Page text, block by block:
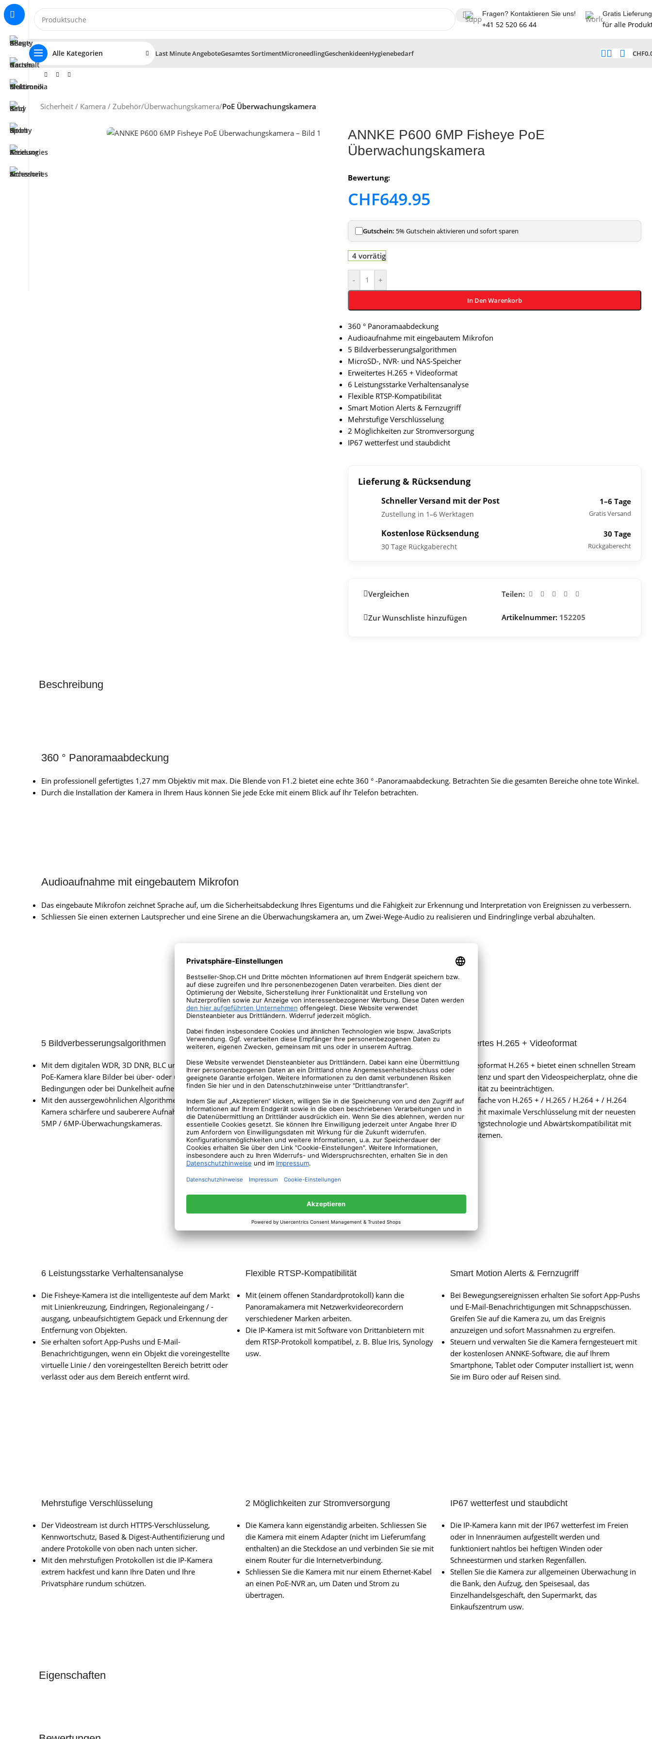
Fragen? Kontaktieren Sie uns!
+41 52 520 66 44
Gratis Lieferung
für alle
Alle Kategorien Last Minute AngeboteGesamtes SortimentMicroneedlingGeschenkideenHygienebedarf CHF
Sicherheit / Kamera / Zubehör/Überwachungskamera/PoE Überwachungskamera
ANNKE P600 6MP Fisheye PoE
Überwachungskamera
Bewertung:
CHF649.95
Gutschein: 5% Gutschein aktivieren und sofort sparen
4 vorrätig
- +
In Den Warenkorb
360 ° Panoramaabdeckung
Audioaufnahme mit eingebautem Mikrofon
5 Bildverbesserungsalgorithmen
MicroSD-, NVR- und NAS-Speicher
Erweitertes H.265 + Videoformat
6 Leistungsstarke Verhaltensanalyse
Flexible RTSP-Kompatibilität
Smart Motion Alerts & Fernzugriff
Mehrstufige Verschlüsselung
2 Möglichkeiten zur Stromversorgung
IP67 wetterfest und staubdicht
Lieferung & Rücksendung
Schneller Versand mit der Post
Zustellung in 1–6 Werktagen
1–6 Tage
Gratis Versand
Kostenlose Rücksendung
30 Tage Rückgaberecht
30 Tage
Rückgaberecht
Vergleichen
Zur Wunschliste hinzufügen
Teilen:
Artikelnummer: 152205
Beschreibung
360 ° Panoramaabdeckung
Ein professionell gefertigtes 1,27 mm Objektiv mit max. Die Blende von F1.2 bietet eine echte 360 ° -Panoramaabdeckung. Betrachten Sie die gesamten Bereiche ohne tote Winkel.
Durch die Installation der Kamera in Ihrem Haus können Sie jede Ecke mit einem Blick auf Ihr Telefon betrachten.
Audioaufnahme mit eingebautem Mikrofon
Das eingebaute Mikrofon zeichnet Sprache auf, um die Sicherheitsabdeckung Ihres Eigentums und die Fähigkeit zur Erkennung und Interpretation von Ereignissen zu verbessern.
Schliessen Sie einen externen Lautsprecher und eine Sirene an die Überwachungskamera an, um Zwei-Wege-Audio zu realisieren und Eindringlinge verbal abzuhalten.
5 Bildverbesserungsalgorithmen
Mit dem digitalen WDR, 3D DNR, BLC und HLC kann die
PoE-Kamera klare Bilder bei über- oder unterbelichteten
Bedingungen oder bei Dunkelheit aufnehmen.
Mit den aussergewöhnlichen Algorithmen filmt die
Kamera schärfere und sauberere Aufnahmen als andere
5MP / 6MP-Überwachungskameras.
MicroSD-, NVR- und NAS-Speicher
Die IP-Kamera kann Videos lokal aufnehmen, indem sie
eine microSD-Karte mit bis zu 256 GB oder in ANNKE-
NVRs (nicht im Lieferumfang enthalten) ohne Cloud-
Speichergebühren einlegt.
Der NAS-Speicher bietet Ihnen auch eine andere
Möglichkeit zur Datensicherung. Sie haben die volle
Kontrolle über Ihre Aufnahmen und können diese nach
Ihren Wünschen verwalten.
Erweitertes H.265 + Videoformat
Das Videoformat H.265 + bietet einen schnellen Stream
ohne Latenz und spart den Videospeicherplatz, ohne die
Bildqualität zu beeinträchtigen.
Das Vierfache von H.265 + / H.265 / H.264 + / H.264
ermöglicht maximale Verschlüsselung mit der neuesten
Codierungstechnologie und Abwärtskompatibilität mit
allen Systemen.
6 Leistungsstarke Verhaltensanalyse
Die Fisheye-Kamera ist die intelligenteste auf dem Markt
mit Linienkreuzung, Eindringen, Regionaleingang / -
ausgang, unbeaufsichtigtem Gepäck und Erkennung der
Entfernung von Objekten.
Sie erhalten sofort App-Pushs und E-Mail-
Benachrichtigungen, wenn ein Objekt die voreingestellte
virtuelle Linie / den voreingestellten Bereich betritt oder
verlässt oder aus dem Bereich entfernt wird.
Flexible RTSP-Kompatibilität
Mit (einem offenen Standardprotokoll) kann die
Panoramakamera mit Netzwerkvideorecordern
verschiedener Marken arbeiten.
Die IP-Kamera ist mit Software von Drittanbietern mit
dem RTSP-Protokoll kompatibel, z. B. Blue Iris, Synology
usw.
Smart Motion Alerts & Fernzugriff
Bei Bewegungsereignissen erhalten Sie sofort App-Pushs
und E-Mail-Benachrichtigungen mit Schnappschüssen.
Greifen Sie auf die Kamera zu, um das Ereignis
anzuzeigen und sofort Massnahmen zu ergreifen.
Steuern und verwalten Sie die Kamera ferngesteuert mit
der kostenlosen ANNKE-Software, die auf Ihrem
Smartphone, Tablet oder Computer installiert ist, wenn
Sie im Büro oder auf Reisen sind.
Mehrstufige Verschlüsselung
Der Videostream ist durch HTTPS-Verschlüsselung,
Kennwortschutz, Based & Digest-Authentifizierung und
andere Protokolle von oben nach unten sicher.
Mit den mehrstufigen Protokollen ist die IP-Kamera
extrem hackfest und kann Ihre Daten und Ihre
Privatsphäre rundum schützen.
2 Möglichkeiten zur Stromversorgung
Die Kamera kann eigenständig arbeiten. Schliessen Sie
die Kamera mit einem Adapter (nicht im Lieferumfang
enthalten) an die Steckdose an und verbinden Sie sie mit
einem Router für die Internetverbindung.
Schliessen Sie die Kamera mit nur einem Ethernet-Kabel
an einen PoE-NVR an, um Daten und Strom zu
übertragen.
IP67 wetterfest und staubdicht
Die IP-Kamera kann mit der IP67 wetterfest im Freien
oder in Innenräumen aufgestellt werden und
funktioniert nahtlos bei heftigen Winden oder
Schneestürmen und starken Regenfällen.
Stellen Sie die Kamera zur allgemeinen Überwachung in
die Bank, den Aufzug, den Speisesaal, das
Einzelhandelsgeschäft, den Supermarkt, das
Einkaufszentrum usw.
Eigenschaften